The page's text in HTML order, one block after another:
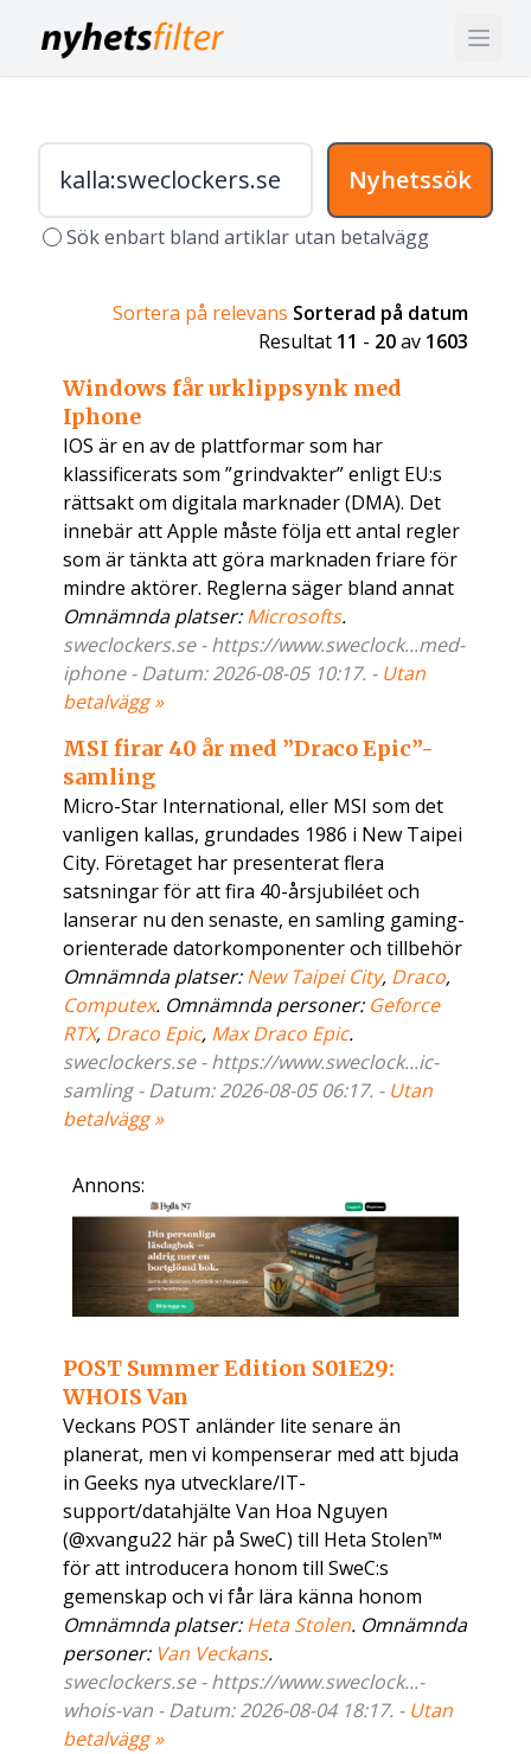
Nyhetssök
Sök enbart bland artiklar utan betalvägg
Sortera på relevans Sorterad på datum
Resultat 11 - 20av 1603
Windows får urklippsynk med
Iphone
IOS är en av de plattformar som har
klassificerats som ”grindvakter” enligt EU:s
rättsakt om digitala marknader (DMA). Det
innebär att Apple måste följa ett antal regler
som är tänkta att göra marknaden friare för
mindre aktörer. Reglerna säger bland annat
Omnämnda platser:Microsofts.
sweclockers.se - https://www.sweclock...med-
iphone - Datum: 2026-08-05 10:17. - Utan
betalvägg »
MSI firar 40 år med ”Draco Epic”-
samling
Micro-Star International, eller MSI som det
vanligen kallas, grundades 1986 i New Taipei
City. Företaget har presenterat flera
satsningar för att fira 40-årsjubiléet och
lanserar nu den senaste, en samling gaming-
orienterade datorkomponenter och tillbehör
Omnämnda platser:New Taipei City, Draco,
Computex. Omnämnda personer: Geforce
RTX, Draco Epic, Max Draco Epic.
sweclockers.se - https://www.sweclock...ic-
samling - Datum: 2026-08-05 06:17. - Utan
betalvägg »
Annons:
POST Summer Edition S01E29:
WHOIS Van
Veckans POST anländer lite senare än
planerat, men vi kompenserar med att bjuda
in Geeks nya utvecklare/IT-
support/datahjälte Van Hoa Nguyen
(@xvangu22 här på SweC) till Heta Stolen™
för att introducera honom till SweC:s
gemenskap och vi får lära känna honom
Omnämnda platser:Heta Stolen. Omnämnda
personer: Van Veckans.
sweclockers.se - https://www.sweclock...-
whois-van - Datum: 2026-08-04 18:17. - Utan
betalvägg »